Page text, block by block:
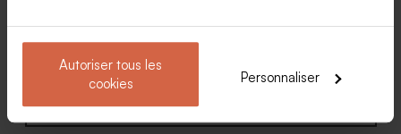
Autoriser tous les
cookies
Personnaliser
fleurs séchées*)
Voir toute la collection Faire-part mariage